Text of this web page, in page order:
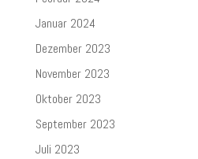
Januar 2024
Dezember 2023
November 2023
Oktober 2023
September 2023
Juli 2023